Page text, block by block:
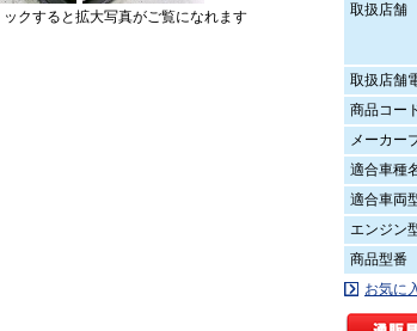
取扱店舗
取扱店舗
商品コー
メーカー
適合車種
適合車両
エンジン
商品型番
お気に
ックすると拡大写真がご覧になれます